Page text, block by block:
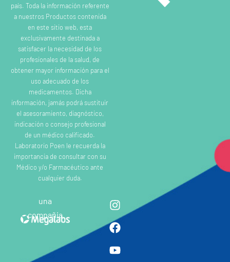
país. Toda la información referente
a nuestros Productos contenida
en este sitio web, esta
exclusivamente destinada a
satisfacer la necesidad de los
profesionales de la salud, de
obtener mayor información para el
uso adecuado de los
medicamentos. Dicha
información, jamás podrá sustituir
el asesoramiento, diagnóstico,
indicación o consejo profesional
de un médico calificado.
Laboratorio Poen le recuerda la
importancia de consultar con su
Médico y/o Farmacéutico ante
cualquier duda.
una
compañia